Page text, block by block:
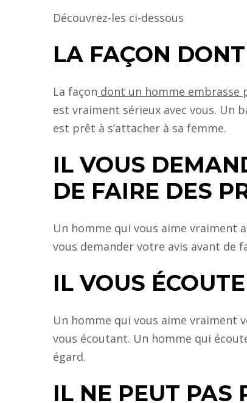
Découvrez-les ci-dessous
LA FAÇON
La façon dont un homme embrasse
est vraiment sérieux avec vous. Un
est prêt à s’attacher à sa femme.
IL VOUS
DE FAIRE DES
Un homme qui vous aime vraiment
vous demander votre avis avant de
IL VOUS ÉCOUTE
Un homme qui vous aime vraiment
vous écoutant. Un homme qui
égard.
IL NE PEUT PAS